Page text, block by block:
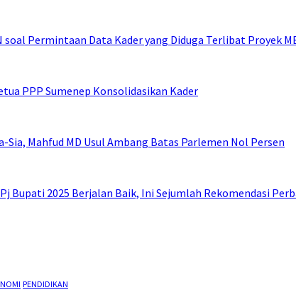
soal Permintaan Data Kader yang Diduga Terlibat Proyek
PPP Sumenep Konsolidasikan Kader
Sia, Mahfud MD Usul Ambang Batas Parlemen Nol Persen
Bupati 2025 Berjalan Baik, Ini Sejumlah Rekomendasi
PENDIDIKAN